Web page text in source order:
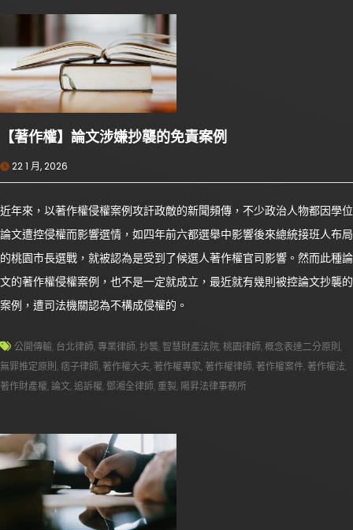
【著作權】論文涉嫌抄襲的免責案例
22 1 月, 2026
近年來，以著作權侵權案例攻訐政敵的新聞頻傳，不少政治人物都因學位
論文遭控侵權而影響選情，如四年前六都選舉中影響後來總統接班人布局
的桃園市長選戰，就被認為是受到了候選人著作權官司影響。然而此種論
文的著作權侵權案例，也不是一定就成立，最近就有幾則被控論文抄襲的
案例，遭司法機關認為不構成侵權的。
公開傳輸, 台北律師,專業律師,抄襲, 智慧財產法院,桃園律師,概念表達二分原則 ,
無罪推定原則 ,痞子律師, 著作權大夫, 著作權專家, 著作權律師, 著作權案件, 著作權法,
著作財產權,論文,追訴權, 鄧湘全律師, 重製, 陽昇法律事務所